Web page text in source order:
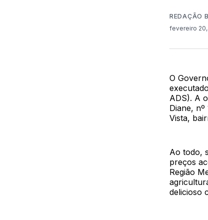
REDAÇÃO
fevereiro
O
ADS). A
Diane,
Vista,
Ao todo,
preços
Região
delicioso